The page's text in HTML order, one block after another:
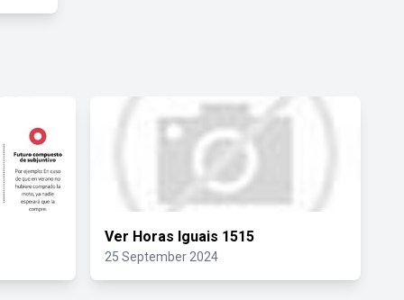
Ver Horas Iguais 1515
25 September 2024